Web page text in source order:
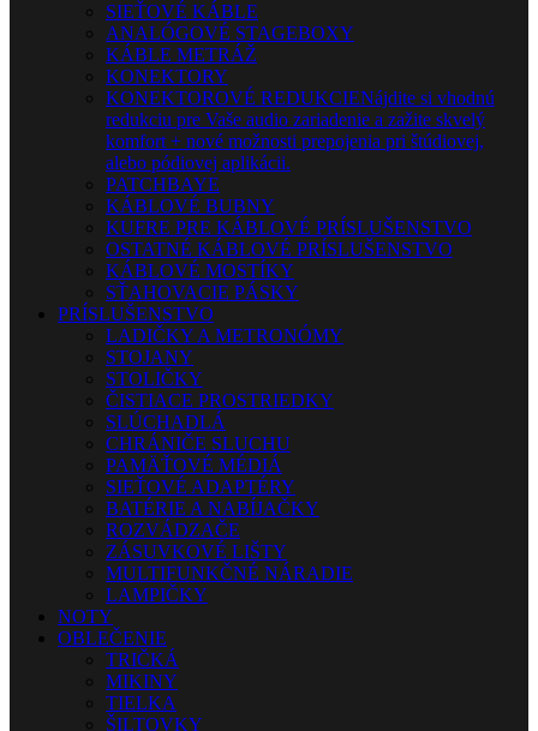
SIEŤOVÉ KÁBLE
ANALÓGOVÉ STAGEBOXY
KÁBLE METRÁŽ
KONEKTORY
KONEKTOROVÉ REDUKCIENájdite si vhodnú
redukciu pre Vaše audio zariadenie a zažite skvelý
komfort + nové možnosti prepojenia pri štúdiovej,
alebo pódiovej aplikácii.
PATCHBAYE
KÁBLOVÉ BUBNY
KUFRE PRE KÁBLOVÉ PRÍSLUŠENSTVO
OSTATNÉ KÁBLOVÉ PRÍSLUŠENSTVO
KÁBLOVÉ MOSTÍKY
SŤAHOVACIE PÁSKY
PRÍSLUŠENSTVO
LADIČKY A METRONÓMY
STOJANY
STOLIČKY
ČISTIACE PROSTRIEDKY
SLÚCHADLÁ
CHRÁNIČE SLUCHU
PAMÄŤOVÉ MÉDIÁ
SIEŤOVÉ ADAPTÉRY
BATÉRIE A NABÍJAČKY
ROZVÁDZAČE
ZÁSUVKOVÉ LIŠTY
MULTIFUNKČNÉ NÁRADIE
LAMPIČKY
NOTY
OBLEČENIE
TRIČKÁ
MIKINY
TIELKA
ŠILTOVKY